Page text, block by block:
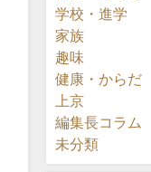
学校・進学
家族
趣味
健康・からだ
上京
編集長コラム
未分類